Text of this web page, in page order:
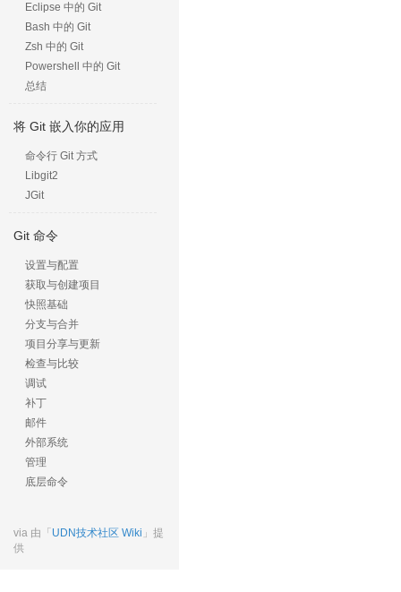
Eclipse 中的 Git
Bash 中的 Git
Zsh 中的 Git
Powershell 中的 Git
总结
将 Git 嵌入你的应用
命令行 Git 方式
Libgit2
JGit
Git 命令
设置与配置
获取与创建项目
快照基础
分支与合并
项目分享与更新
检查与比较
调试
补丁
邮件
外部系统
管理
底层命令
via 由「 UDN技术社区 Wiki 」提
供